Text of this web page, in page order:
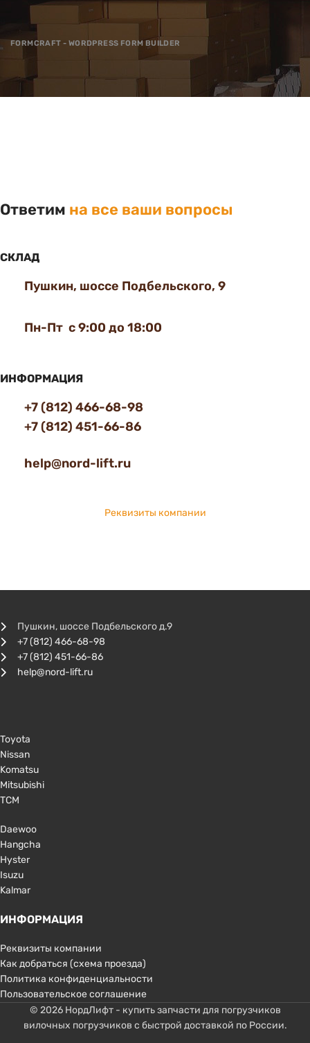
FORMCRAFT - WORDPRESS FORM BUILDER
Ответим на все ваши вопросы
СКЛАД
Пушкин, шоссе Подбельского, 9
Пн-Пт с 9:00 до 18:00
ИНФОРМАЦИЯ
+7 (812) 466-68-98
+7 (812) 451-66-86
help@nord-lift.ru
Реквизиты компании
Пушкин, шоссе Подбельского д.9
+7 (812) 466-68-98
+7 (812) 451-66-86
help@nord-lift.ru
Toyota
Nissan
Komatsu
Mitsubishi
TCM
Daewoo
Hangcha
Hyster
Isuzu
Kalmar
ИНФОРМАЦИЯ
Реквизиты компании
Как добраться (схема проезда)
Политика конфиденциальности
Пользовательское соглашение
© 2026 НордЛифт - купить запчасти для погрузчиков
вилочных погрузчиков с быстрой доставкой по России.